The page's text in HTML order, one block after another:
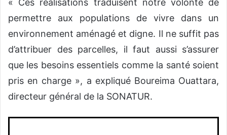
permettre aux populations de vivre dans un
environnement aménagé et digne. Il ne suffit pas
d’attribuer des parcelles, il faut aussi s’assurer
que les besoins essentiels comme la santé soient
pris en charge », a expliqué Boureima Ouattara,
directeur général de la SONATUR.